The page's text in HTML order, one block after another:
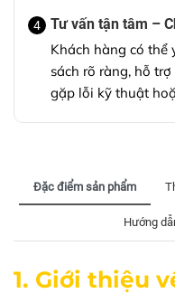
4
Tư vấn tận tâm –
Khách hàng có thể
sách rõ ràng, hỗ
gặp lỗi kỹ thuật
Đặc điểm sản phẩm
Hướng
1. Giới thiệu